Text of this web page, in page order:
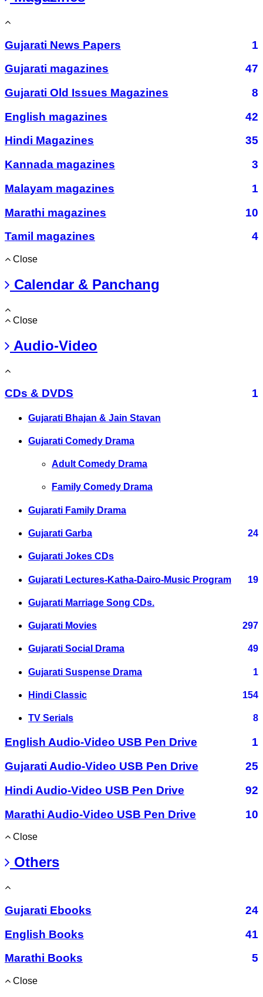
Gujarati News Papers
1
Gujarati magazines
47
Gujarati Old Issues Magazines
8
English magazines
42
Hindi Magazines
35
Kannada magazines
3
Malayam magazines
1
Marathi magazines
10
Tamil magazines
4
Close
Calendar & Panchang
Close
Audio-Video
CDs & DVDS 1
Gujarati Bhajan & Jain Stavan
Gujarati Comedy Drama
Adult Comedy Drama
Family Comedy Drama
Gujarati Family Drama
Gujarati Garba 24
Gujarati Jokes CDs
Gujarati Lectures-Katha-Dairo-Music Program 19
Gujarati Marriage Song CDs.
Gujarati Movies 297
Gujarati Social Drama 49
Gujarati Suspense Drama 1
Hindi Classic 154
TV Serials 8
English Audio-Video USB Pen Drive
1
Gujarati Audio-Video USB Pen Drive
25
Hindi Audio-Video USB Pen Drive
92
Marathi Audio-Video USB Pen Drive
10
Close
Others
Gujarati Ebooks
24
English Books
41
Marathi Books
5
Close